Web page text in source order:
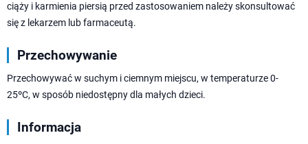
ciąży i karmienia piersią przed zastosowaniem należy skonsultować
się z lekarzem lub farmaceutą.
Przechowywanie
Przechowywać w suchym i ciemnym miejscu, w temperaturze 0-
25ºC, w sposób niedostępny dla małych dzieci.
Informacja